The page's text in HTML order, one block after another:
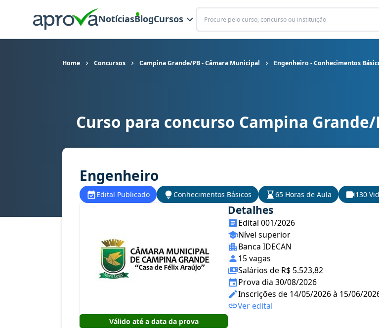
NotíciasBlogCursos
Buscar
Home Concursos Campina Grande/PB - Câmara Municipal Engenheiro - Conhecimentos
Curso para concurso Campina Grande/PB - Câmara Municipal cargo Engenheiro -
Curso para concurso Campina
Engenheiro
Edital Publicado Conhecimentos Básicos 65 Horas de Aula 130
Válido até a data da prova
Detalhes
Edital 001/2026
Nível superior
Banca IDECAN
15 vagas
Salários de R$ 5.523,82
Prova dia 30/08/2026
Inscrições de 14/05/2026 à 15/06/
Ver edital